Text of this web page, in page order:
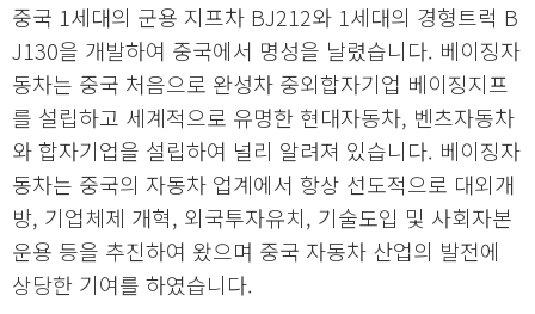
중국 1세대의 군용 지프차 BJ212와 1세대의 경형트럭 B
J130을 개발하여 중국에서 명성을 날렸습니다. 베이징자
동차는 중국 처음으로 완성차 중외합자기업 베이징지프
를 설립하고 세계적으로 유명한 현대자동차, 벤츠자동차
와 합자기업을 설립하여 널리 알려져 있습니다. 베이징자
동차는 중국의 자동차 업계에서 항상 선도적으로 대외개
방, 기업체제 개혁, 외국투자유치, 기술도입 및 사회자본
운용 등을 추진하여 왔으며 중국 자동차 산업의 발전에
상당한 기여를 하였습니다.